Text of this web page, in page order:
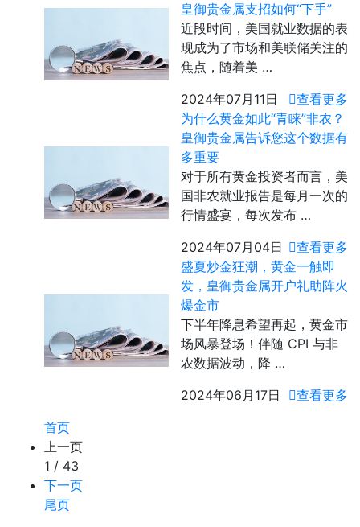
皇御贵金属支招如何“下手”
近段时间，美国就业数据的表
现成为了市场和美联储关注的
焦点，随着美 …
2024年07月11日
查看更多
为什么黄金如此“青睐”非农？
皇御贵金属告诉您这个数据有
多重要
对于所有黄金投资者而言，美
国非农就业报告是每月一次的
行情盛宴，每次发布 …
2024年07月04日
查看更多
盛夏炒金狂潮，黄金一触即
发，皇御贵金属开户礼助阵火
爆金市
下半年降息希望再起，黄金市
场风暴登场！伴随 CPI 与非
农数据波动，降 …
2024年06月17日
查看更多
首页
上一页
1 / 43
下一页
尾页